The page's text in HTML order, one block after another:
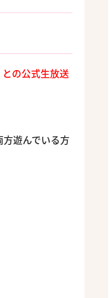
の公式生放送
遊んでいる方